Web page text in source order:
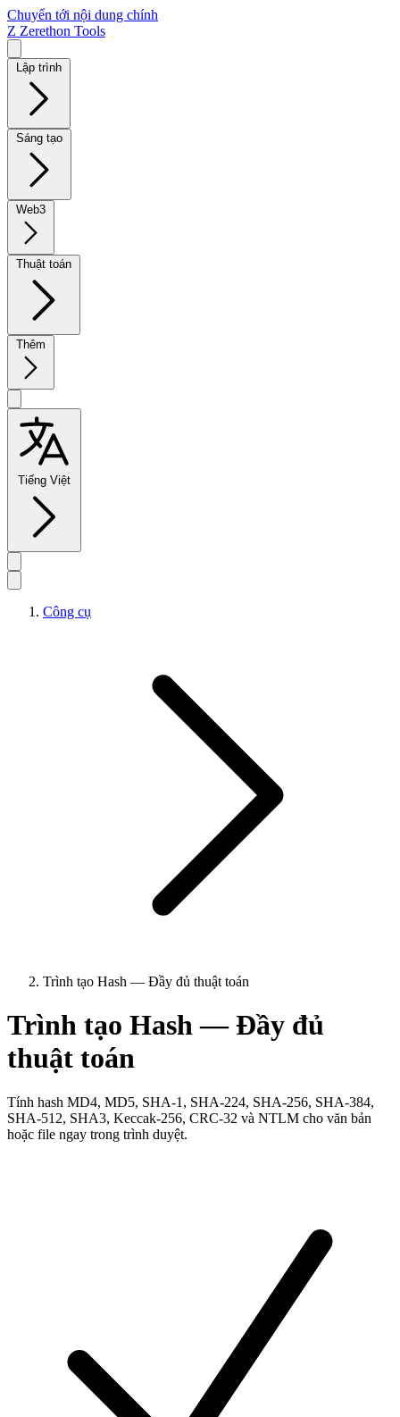
Chuyển tới nội dung chính
Z Zerethon Tools
Lập trình
Sáng tạo
Web3
Thuật toán
Thêm
Tiếng Việt
Công cụ
Trình tạo Hash — Đầy đủ thuật toán
Trình tạo Hash — Đầy đủ
thuật toán
Tính hash MD4, MD5, SHA-1, SHA-224, SHA-256, SHA-384,
SHA-512, SHA3, Keccak-256, CRC-32 và NTLM cho văn bản
hoặc file ngay trong trình duyệt.